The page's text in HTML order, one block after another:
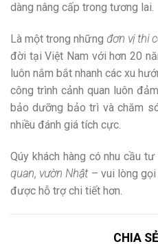
dàng nâng cấp trong tương lai.
Là một trong những đơn vị thi
đời tại Việt Nam với hơn 20
luôn nắm bắt nhanh các xu
công trình cảnh quan luôn
bảo dưỡng bảo trì và chăm
nhiều đánh giá tích cực.
Qúy khách hàng có nhu cầu tư
quan, vườn Nhật– vui lòng gọi
được hỗ trợ chi tiết hơn.
CHIA SẺ